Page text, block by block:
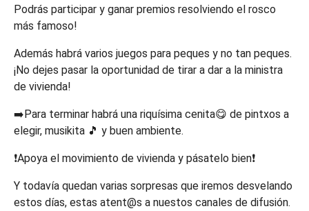
Podrás participar y ganar premios resolviendo el rosco
más famoso!
Además habrá varios juegos para peques y no tan peques.
¡No dejes pasar la oportunidad de tirar a dar a la ministra
de vivienda!
➡️Para terminar habrá una riquísima cenita😋 de pintxos a
elegir, musikita 🎵 y buen ambiente.
❗️Apoya el movimiento de vivienda y pásatelo bien❗️
Y todavía quedan varias sorpresas que iremos desvelando
estos días, estas atent@s a nuestos canales de difusión.